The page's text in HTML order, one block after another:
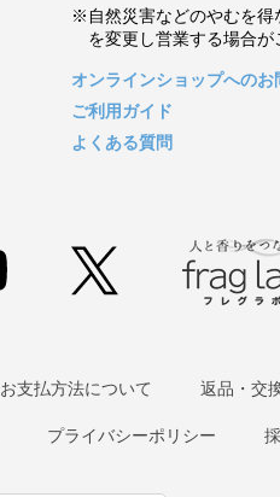
※自然災害などのやむを得
を変更し営業する場合が
オンラインショップへのお
ご利用ガイド
よくある質問
お支払方法について 返品・交
プライバシーポリシー